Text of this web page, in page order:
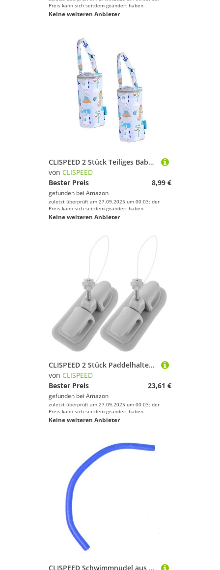
Preis kann sich seitdem geändert haben.
Keine weiteren Anbieter
CLISPEED 2 Stück Teiliges Babyflaschen Isoliertaschen aus Oxford Material mit Handriemen und Aufhängefunktion Warmhaltend und Schützend Geeignet für Kinderwagen und Unterwegs Attraktives
von CLISPEED
Bester Preis
8,99 €
gefunden bei Amazon
zuletzt überprüft am 27.09.2025 um 00:03; der
Preis kann sich seitdem geändert haben.
Keine weiteren Anbieter
CLISPEED 2 Stück Paddelhalter für Schlauchboote Verstellbare Ruderhalterung aus Aluminiumlegierung und PVC Schnelle Montage Kompatibel mit Kajaks Kanus und Aufblasbaren Booten
von CLISPEED
Bester Preis
23,61 €
gefunden bei Amazon
zuletzt überprüft am 27.09.2025 um 00:03; der
Preis kann sich seitdem geändert haben.
Keine weiteren Anbieter
CLISPEED Schwimmnudel aus Hochwertigem Flexiblem Schwammstoff Leichte Poolnudel als Schwimmhilfe für Schwimmbadspaß und DIY Projekte Sicher und Langlebig